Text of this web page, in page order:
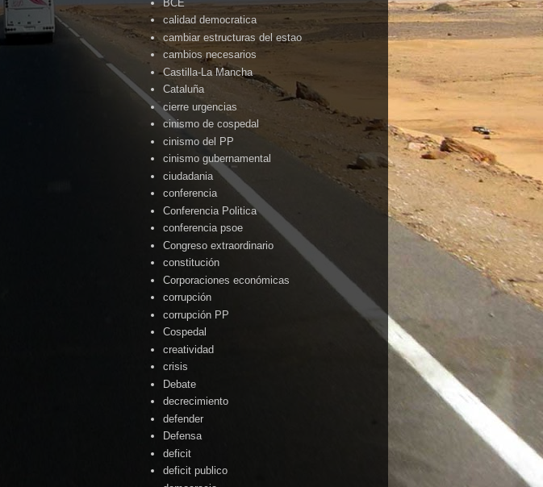
BCE
calidad democratica
cambiar estructuras del estao
cambios necesarios
Castilla-La Mancha
Cataluña
cierre urgencias
cinismo de cospedal
cinismo del PP
cinismo gubernamental
ciudadania
conferencia
Conferencia Politica
conferencia psoe
Congreso extraordinario
constitución
Corporaciones económicas
corrupción
corrupción PP
Cospedal
creatividad
crisis
Debate
decrecimiento
defender
Defensa
deficit
deficit publico